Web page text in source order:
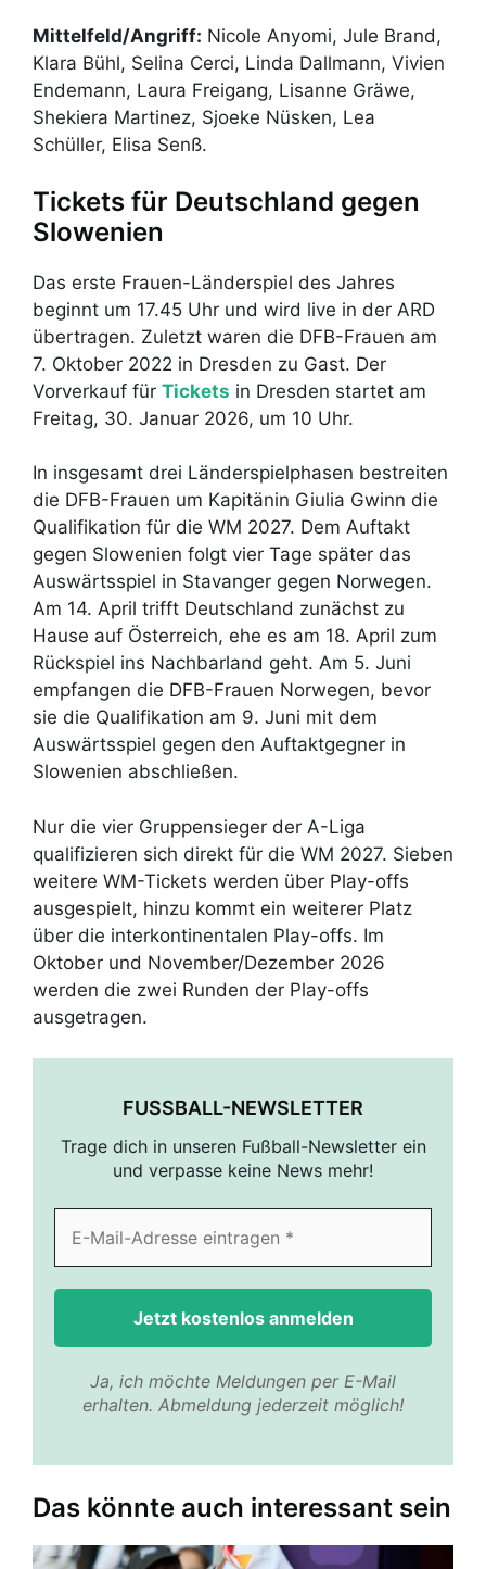
Mittelfeld/Angriff: Nicole Anyomi, Jule Brand,
Klara Bühl, Selina Cerci, Linda Dallmann, Vivien
Endemann, Laura Freigang, Lisanne Gräwe,
Shekiera Martinez, Sjoeke Nüsken, Lea
Schüller, Elisa Senß.
Tickets für Deutschland gegen
Slowenien
Das erste Frauen-Länderspiel des Jahres
beginnt um 17.45 Uhr und wird live in der ARD
übertragen. Zuletzt waren die DFB-Frauen am
7. Oktober 2022 in Dresden zu Gast. Der
Vorverkauf für Tickets in Dresden startet am
Freitag, 30. Januar 2026, um 10 Uhr.
In insgesamt drei Länderspielphasen bestreiten
die DFB-Frauen um Kapitänin Giulia Gwinn die
Qualifikation für die WM 2027. Dem Auftakt
gegen Slowenien folgt vier Tage später das
Auswärtsspiel in Stavanger gegen Norwegen.
Am 14. April trifft Deutschland zunächst zu
Hause auf Österreich, ehe es am 18. April zum
Rückspiel ins Nachbarland geht. Am 5. Juni
empfangen die DFB-Frauen Norwegen, bevor
sie die Qualifikation am 9. Juni mit dem
Auswärtsspiel gegen den Auftaktgegner in
Slowenien abschließen.
Nur die vier Gruppensieger der A-Liga
qualifizieren sich direkt für die WM 2027. Sieben
weitere WM-Tickets werden über Play-offs
ausgespielt, hinzu kommt ein weiterer Platz
über die interkontinentalen Play-offs. Im
Oktober und November/Dezember 2026
werden die zwei Runden der Play-offs
ausgetragen.
FUSSBALL-NEWSLETTER
Trage dich in unseren Fußball-Newsletter ein
und verpasse keine News mehr!
Ja, ich möchte Meldungen per E-Mail
erhalten. Abmeldung jederzeit möglich!
Das könnte auch interessant sein